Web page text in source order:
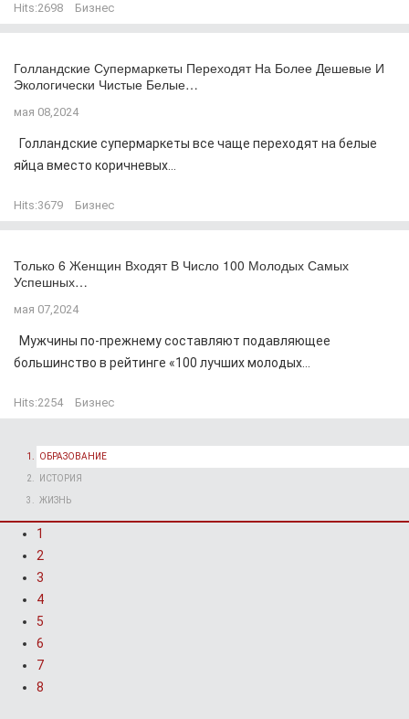
Hits:2698 Бизнес
Голландские Супермаркеты Переходят На Более Дешевые И
Экологически Чистые Белые…
мая 08,2024
Голландские супермаркеты все чаще переходят на белые
яйца вместо коричневых...
Hits:3679 Бизнес
Только 6 Женщин Входят В Число 100 Молодых Самых
Успешных…
мая 07,2024
Мужчины по-прежнему составляют подавляющее
большинство в рейтинге «100 лучших молодых...
Hits:2254 Бизнес
ОБРАЗОВАНИЕ
ИСТОРИЯ
ЖИЗНЬ
1
2
3
4
5
6
7
8